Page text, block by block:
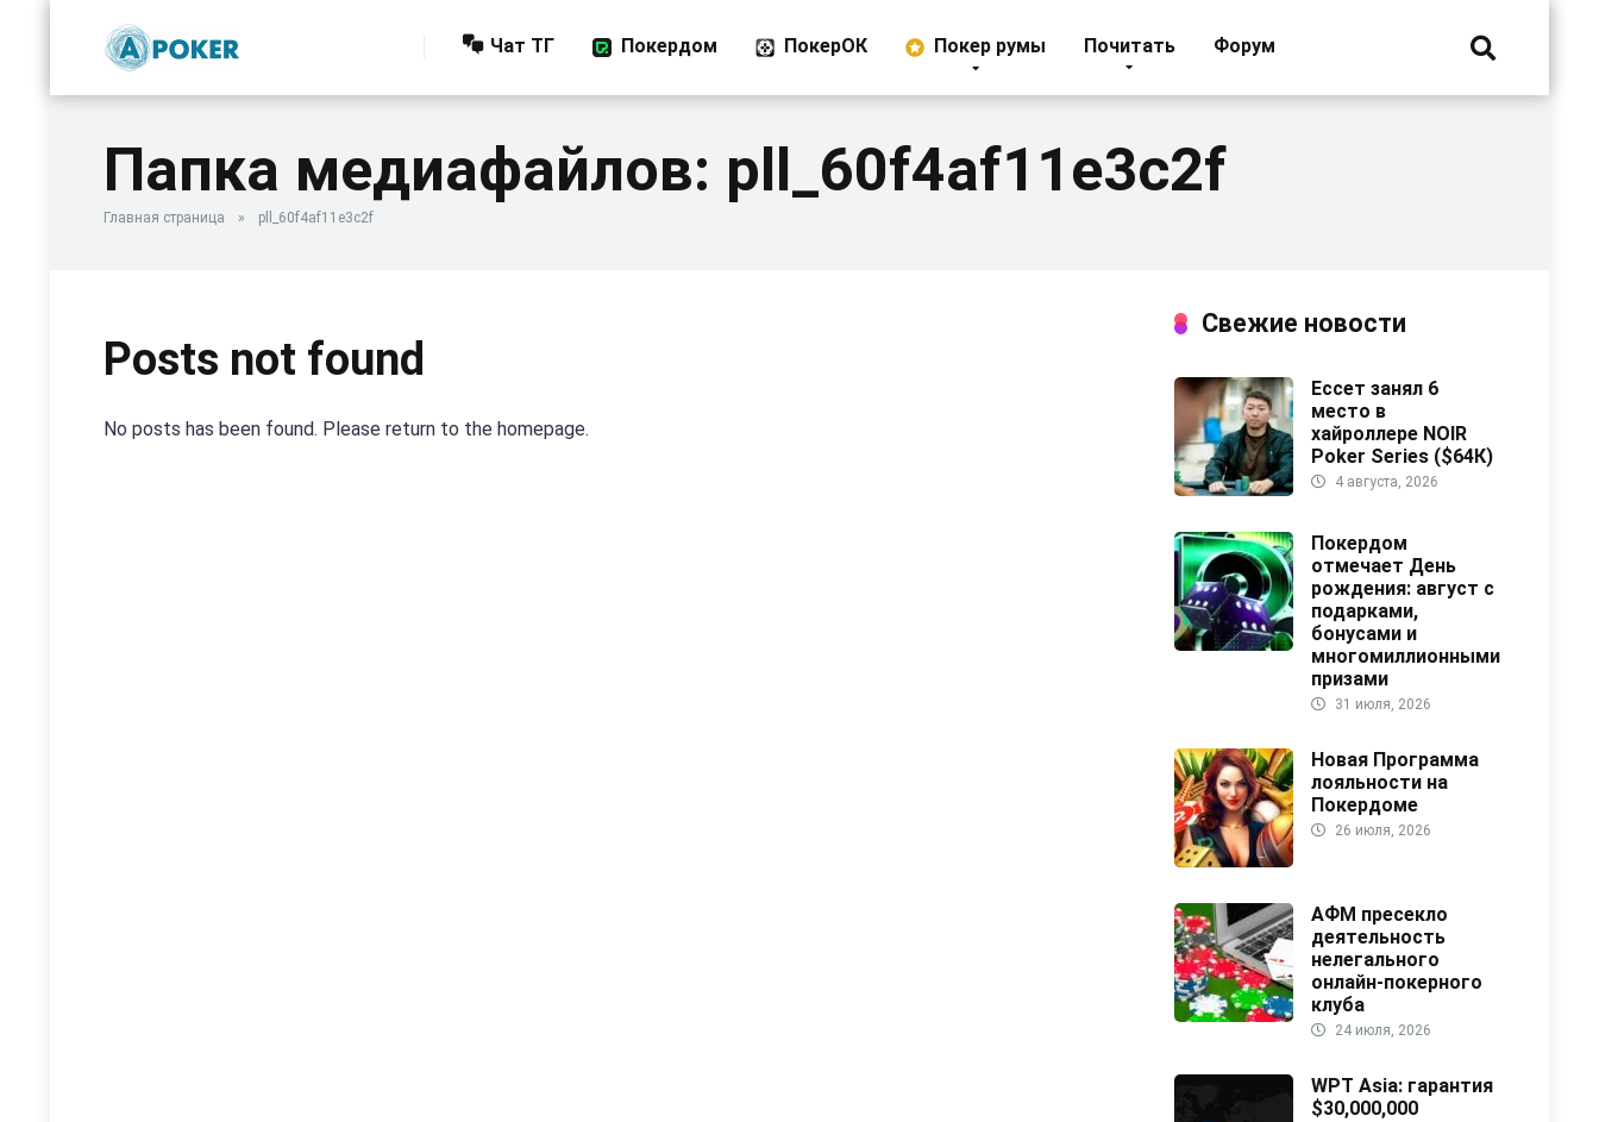
Чат ТГ Покердом ПокерОК Покер румы Почитать Форум
Папка медиафайлов: pll_60f4af11e3c2f
Главная страница » pll_60f4af11e3c2f
Posts not found
No posts has been found. Please return to the homepage.
Свежие новости
Ессет занял 6
место в
хайроллере NOIR
Poker Series ($64К)
4 августа, 2026
Покердом
отмечает День
рождения: август с
подарками,
бонусами и
многомиллионными
призами
31 июля, 2026
Новая Программа
лояльности на
Покердоме
26 июля, 2026
АФМ пресекло
деятельность
нелегального
онлайн-покерного
клуба
24 июля, 2026
WPT Asia: гарантия
$30,000,000